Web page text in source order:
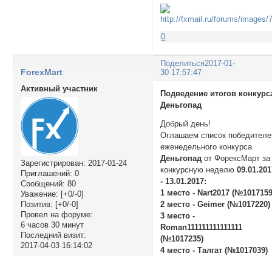
0
Поделиться2017-01-
30 17:57:47
ForexMart
Активный участник
Зарегистрирован: 2017-01-24
Приглашений: 0
Сообщений: 80
Уважение: [+0/-0]
Позитив: [+0/-0]
Провел на форуме:
6 часов 30 минут
Последний визит:
2017-04-03 16:14:02
Подведение итогов
Деньгопад
Добрый день!
Оглашаем список
еженедельного конкурса
Деньгопад от ФорексМарт за
конкурсную неделю
- 13.01.2017:
1 место - Nart2017
2 место - Geimer (№1017220)
3 место -
Roman111111111111111
(№1017235)
4 место - Талгат (№1017039)